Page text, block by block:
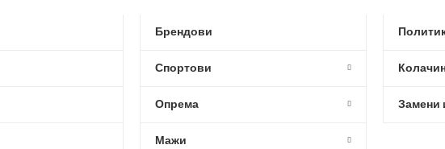
Брендови
Спортови
Опрема
Мажи
Замени